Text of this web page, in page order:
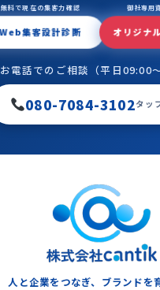
無料で現在の集客力確認
Web集客設計診断
御社専用
オリジナ
お電話でのご相談（平日09:00
080-7084-3102タッ
人と企業をつなぎ、ブランドを